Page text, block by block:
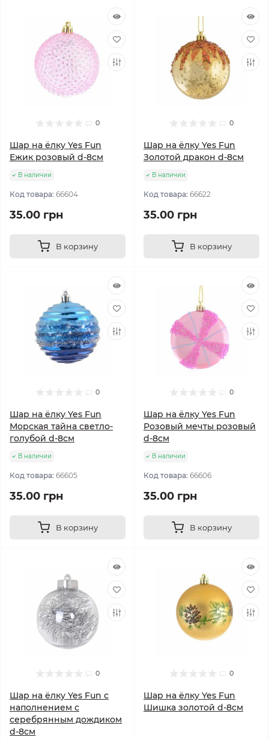
0
Шар на ёлку Yes Fun
Ежик розовый d-8см
В наличии
Код товара: 66604
35.00 грн
В корзину
0
Шар на ёлку Yes Fun
Золотой дракон d-8см
В наличии
Код товара: 66622
35.00 грн
В корзину
0
Шар на ёлку Yes Fun
Морская тайна светло-
голубой d-8см
В наличии
Код товара: 66605
35.00 грн
В корзину
0
Шар на ёлку Yes Fun
Розовый мечты розовый
d-8см
В наличии
Код товара: 66606
35.00 грн
В корзину
0
Шар на ёлку Yes Fun с
наполнением с
серебрянным дождиком
d-8см
0
Шар на ёлку Yes Fun
Шишка золотой d-8см